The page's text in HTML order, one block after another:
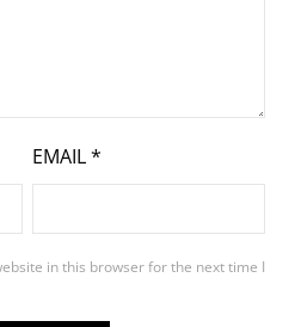
EMAIL*
in this browser for the next time I